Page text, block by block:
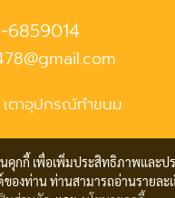
6859014
เตาอุปกรณ์ทำขนม
นคุกกี้ เพื่อเพิ่มประสิทธิภาพและ
ของท่าน ท่านสามารถอ่านรายละ